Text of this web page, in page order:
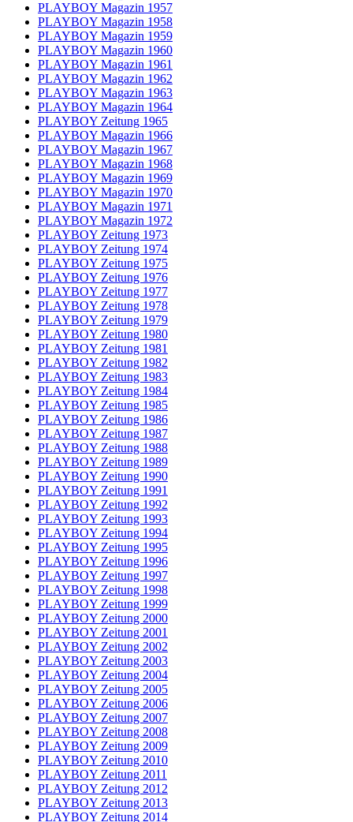
PLAYBOY Magazin 1957
PLAYBOY Magazin 1958
PLAYBOY Magazin 1959
PLAYBOY Magazin 1960
PLAYBOY Magazin 1961
PLAYBOY Magazin 1962
PLAYBOY Magazin 1963
PLAYBOY Magazin 1964
PLAYBOY Zeitung 1965
PLAYBOY Magazin 1966
PLAYBOY Magazin 1967
PLAYBOY Magazin 1968
PLAYBOY Magazin 1969
PLAYBOY Magazin 1970
PLAYBOY Magazin 1971
PLAYBOY Magazin 1972
PLAYBOY Zeitung 1973
PLAYBOY Zeitung 1974
PLAYBOY Zeitung 1975
PLAYBOY Zeitung 1976
PLAYBOY Zeitung 1977
PLAYBOY Zeitung 1978
PLAYBOY Zeitung 1979
PLAYBOY Zeitung 1980
PLAYBOY Zeitung 1981
PLAYBOY Zeitung 1982
PLAYBOY Zeitung 1983
PLAYBOY Zeitung 1984
PLAYBOY Zeitung 1985
PLAYBOY Zeitung 1986
PLAYBOY Zeitung 1987
PLAYBOY Zeitung 1988
PLAYBOY Zeitung 1989
PLAYBOY Zeitung 1990
PLAYBOY Zeitung 1991
PLAYBOY Zeitung 1992
PLAYBOY Zeitung 1993
PLAYBOY Zeitung 1994
PLAYBOY Zeitung 1995
PLAYBOY Zeitung 1996
PLAYBOY Zeitung 1997
PLAYBOY Zeitung 1998
PLAYBOY Zeitung 1999
PLAYBOY Zeitung 2000
PLAYBOY Zeitung 2001
PLAYBOY Zeitung 2002
PLAYBOY Zeitung 2003
PLAYBOY Zeitung 2004
PLAYBOY Zeitung 2005
PLAYBOY Zeitung 2006
PLAYBOY Zeitung 2007
PLAYBOY Zeitung 2008
PLAYBOY Zeitung 2009
PLAYBOY Zeitung 2010
PLAYBOY Zeitung 2011
PLAYBOY Zeitung 2012
PLAYBOY Zeitung 2013
PLAYBOY Zeitung 2014